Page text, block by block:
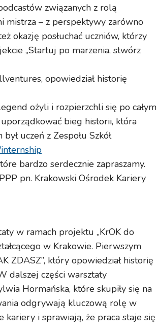
związanych z rolą
mistrza – z perspektywy zarówno
okazję posłuchać uczniów, którzy
„Startuj po marzenia, stwórz
opowiedział historię
ożyli i rozpierzchli się po całym
bieg historii, która
uczeń z Zespołu Szkół
bardzo serdecznie zapraszamy.
pn. Krakowski Ośrodek Kariery
w ramach projektu „KrOK do
w Krakowie. Pierwszym
ZDASZ”, który opowiedział historię
dalszej części warsztaty
Hormańska, które skupiły się na
odgrywają kluczową rolę w
kariery i sprawiają, że praca staje się